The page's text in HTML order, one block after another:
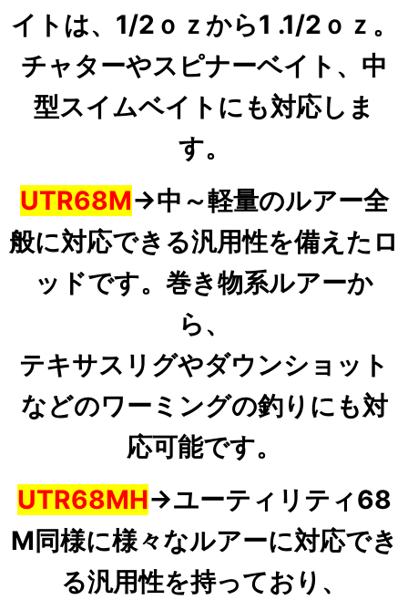
イトは、1/2ｏｚから1 .1/2ｏ ｚ。
チャターやスピナーベイト、中
型スイムベイトにも対応しま
す。
UTR68M→中～軽量のルアー全
般に対応できる汎用性を備えたロ
ッドです。巻き物系ルアーか
ら、
テキサスリグやダウンショット
などのワーミングの釣りにも対
応可能です。
UTR68MH→ユーティリティ68
M同様に様々なルアーに対応でき
る汎用性を持っており、